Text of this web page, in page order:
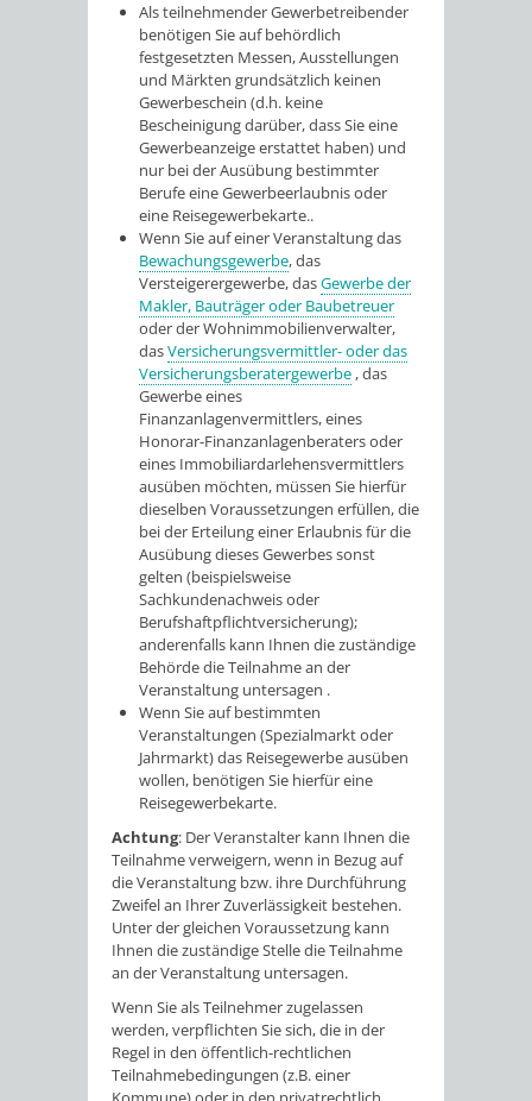
Als teilnehmender Gewerbetreibender
benötigen Sie auf behördlich
festgesetzten Messen, Ausstellungen
und Märkten grundsätzlich keinen
Gewerbeschein (d.h. keine
Bescheinigung darüber, dass Sie eine
Gewerbeanzeige erstattet haben) und
nur bei der Ausübung bestimmter
Berufe eine Gewerbeerlaubnis oder
eine Reisegewerbekarte..
Wenn Sie auf einer Veranstaltung das
Bewachungsgewerbe, das
Versteigerergewerbe, dasGewerbe der
Makler, Bauträger oder Baubetreuer
oder der Wohnimmobilienverwalter,
dasVersicherungsvermittler- oder das
Versicherungsberatergewerbe , das
Gewerbe eines
Finanzanlagenvermittlers, eines
Honorar-Finanzanlagenberaters oder
eines Immobiliardarlehensvermittlers
ausüben möchten, müssen Sie hierfür
dieselben Voraussetzungen erfüllen, die
bei der Erteilung einer Erlaubnis für die
Ausübung dieses Gewerbes sonst
gelten (beispielsweise
Sachkundenachweis oder
Berufshaftpflichtversicherung);
anderenfalls kann Ihnen die zuständige
Behörde die Teilnahme an der
Veranstaltung untersagen .
Wenn Sie auf bestimmten
Veranstaltungen (Spezialmarkt oder
Jahrmarkt) das Reisegewerbe ausüben
wollen, benötigen Sie hierfür eine
Reisegewerbekarte.
Achtung: Der Veranstalter kann Ihnen die
Teilnahme verweigern, wenn in Bezug auf
die Veranstaltung bzw. ihre Durchführung
Zweifel an Ihrer Zuverlässigkeit bestehen.
Unter der gleichen Voraussetzung kann
Ihnen die zuständige Stelle die Teilnahme
an der Veranstaltung untersagen.
Wenn Sie als Teilnehmer zugelassen
werden, verpflichten Sie sich, die in der
Regel in den öffentlich-rechtlichen
Teilnahmebedingungen (z.B. einer